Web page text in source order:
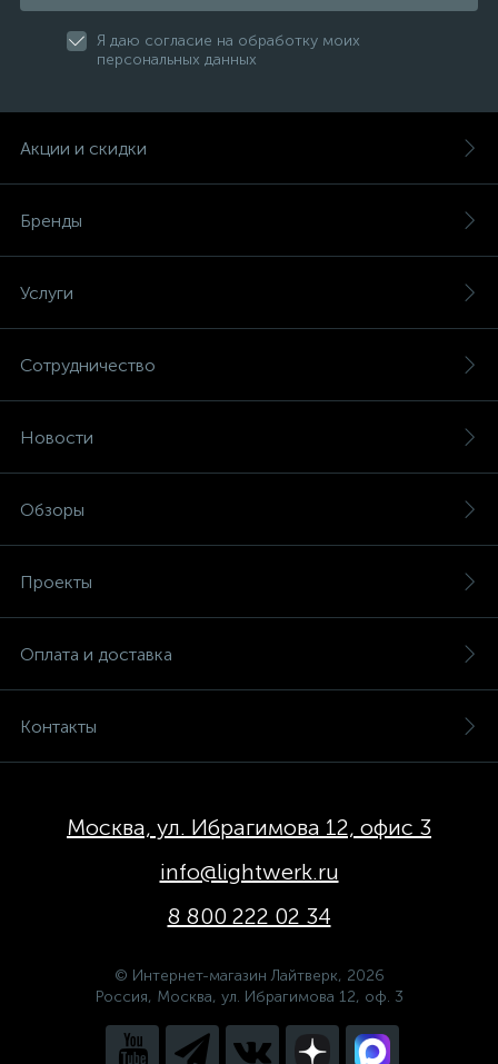
Я даю согласие на обработку моих
персональных данных
Акции и скидки
Бренды
Услуги
Сотрудничество
Новости
Обзоры
Проекты
Оплата и доставка
Контакты
Москва, ул. Ибрагимова 12, офис 3
info@lightwerk.ru
8 800 222 02 34
© Интернет-магазин Лайтверк, 2026
Россия, Москва, ул. Ибрагимова 12, оф. 3